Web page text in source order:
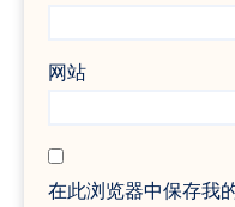
网站
在此浏览器中保存我